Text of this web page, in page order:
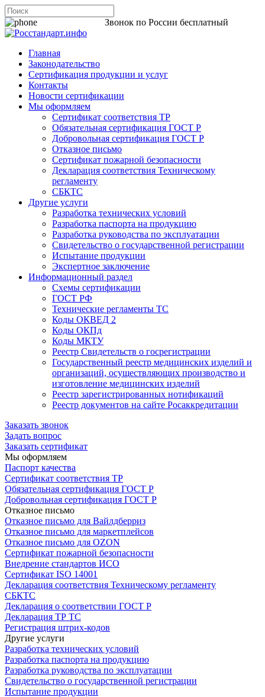
Звонок по России бесплатный
Главная
Законодательство
Сертификация продукции и услуг
Контакты
Новости сертификации
Мы оформляем
Сертификат соответствия ТР
Обязательная сертификация ГОСТ Р
Добровольная сертификация ГОСТ Р
Отказное письмо
Сертификат пожарной безопасности
Декларация соответствия Техническому
регламенту
СБКТС
Другие услуги
Разработка технических условий
Разработка паспорта на продукцию
Разработка руководства по эксплуатации
Свидетельство о государственной регистрации
Испытание продукции
Экспертное заключение
Информационный раздел
Схемы сертификации
ГОСТ РФ
Технические регламенты ТС
Коды ОКВЕД 2
Коды ОКПд
Коды МКТУ
Реестр Свидетельств о госрегистрации
Государственный реестр медицинских изделий и
организаций, осуществляющих производство и
изготовление медицинских изделий
Реестр зарегистрированных нотификаций
Реестр документов на сайте Росаккредитации
Заказать звонок
Задать вопрос
Заказать сертификат
Мы оформляем
Паспорт качества
Сертификат соответствия ТР
Обязательная сертификация ГОСТ Р
Добровольная сертификация ГОСТ Р
Отказное письмо
Отказное письмо для Вайлдберриз
Отказное письмо для маркетплейсов
Отказное письмо для OZON
Сертификат пожарной безопасности
Внедрение стандартов ИСО
Сертификат ISO 14001
Декларация соответствия Техническому регламенту
СБКТС
Декларация о соответствии ГОСТ Р
Декларация ТР ТС
Регистрация штрих-кодов
Другие услуги
Разработка технических условий
Разработка паспорта на продукцию
Разработка руководства по эксплуатации
Свидетельство о государственной регистрации
Испытание продукции